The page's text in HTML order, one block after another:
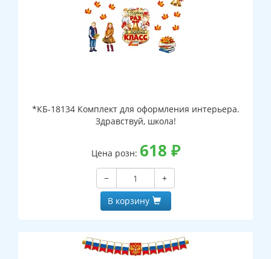
*КБ-18134 Комплект для оформления интерьера.
Здравствуй, школа!
Цена розн: 618 ₽
−
+
В корзину